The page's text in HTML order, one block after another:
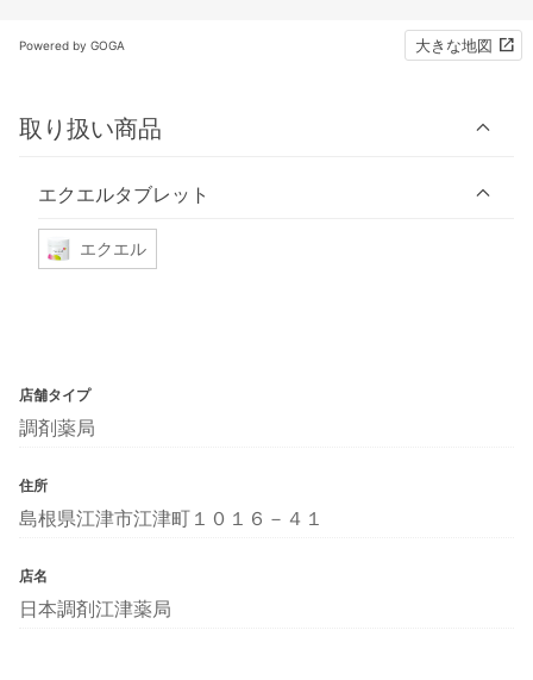
Powered by GOGA 大きな地図
取り扱い商品
エクエルタブレット
エクエル
店舗タイプ
調剤薬局
住所
島根県江津市江津町１０１６－４１
店名
日本調剤江津薬局